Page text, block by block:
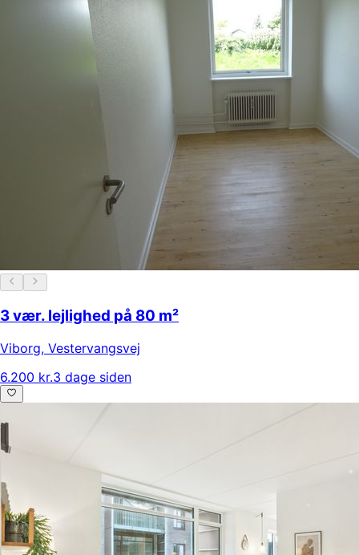
3 vær. lejlighed på 80 m²
Viborg, Vestervangsvej
6.200 kr.3 dage siden